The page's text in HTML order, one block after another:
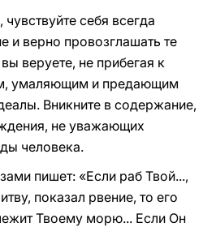
себя всегда
и верно провозглашать те
веруете, не прибегая к
умаляющим и предающим
Вникните в содержание,
не уважающих
человека.
пишет: «Если раб Твой...,
показал рвение, то его
Твоему морю... Если Он